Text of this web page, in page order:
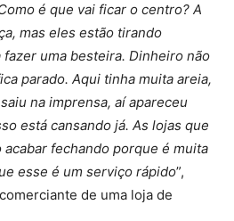
é que vai ficar o centro? A
mas eles estão tirando
uma besteira. Dinheiro não
parado. Aqui tinha muita areia,
na imprensa, aí apareceu
está cansando já. As lojas que
fechando porque é muita
esse é um serviço rápido”,
de uma loja de